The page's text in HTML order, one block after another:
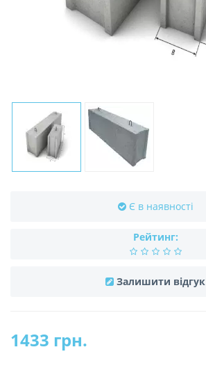
Є в наявності
Рейтинг:
Залишити відгук
1433 грн.